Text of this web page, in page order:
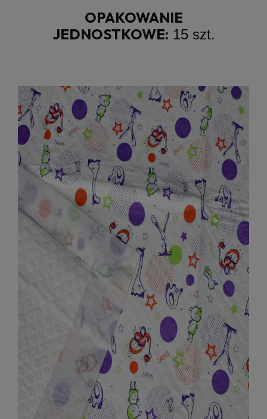
OPAKOWANIE
JEDNOSTKOWE: 15 szt.